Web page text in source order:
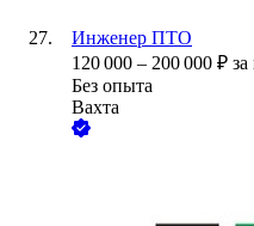
Инженер ПТО
120 000 – 200 000 ₽ за
Без опыта
Вахта